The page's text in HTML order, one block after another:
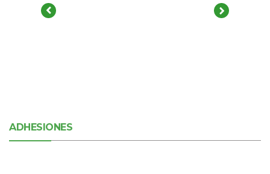
ADHESIONES